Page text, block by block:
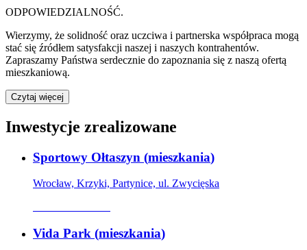
ODPOWIEDZIALNOŚĆ.
Wierzymy, że solidność oraz uczciwa i partnerska współpraca mogą
stać się źródłem satysfakcji naszej i naszych kontrahentów.
Zapraszamy Państwa serdecznie do zapoznania się z naszą ofertą
mieszkaniową.
Czytaj więcej
Inwestycje zrealizowane
Sportowy Ołtaszyn (mieszkania)
Wrocław, Krzyki, Partynice, ul. Zwycięska
Vida Park (mieszkania)